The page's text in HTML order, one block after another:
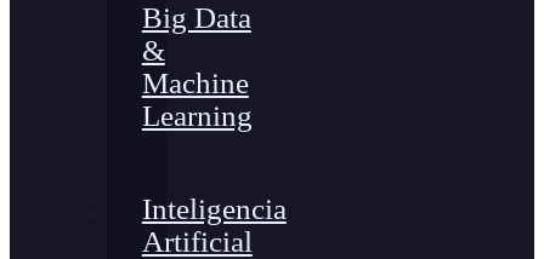
Big Data
&
Machine
Learning
Inteligencia
Artificial